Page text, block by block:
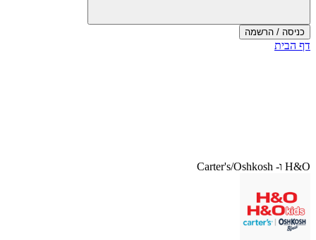
כניסה / הרשמה
סוף
דף הבית
H&O ו- Carter's/Oshkosh